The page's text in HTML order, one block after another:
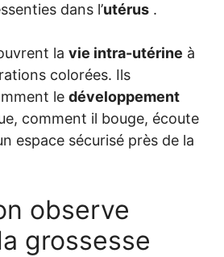
dans l’utérus .
la vie intra-utérine à
colorées. Ils
le développement
comment il bouge, écoute
espace sécurisé près de la
observe
grossesse